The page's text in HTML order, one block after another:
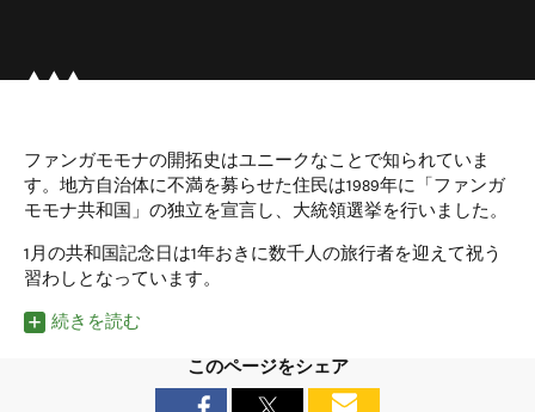
ファンガモモナの開拓史はユニークなことで知られていま
す。地方自治体に不満を募らせた住民は1989年に「ファンガ
モモナ共和国」の独立を宣言し、大統領選挙を行いました。
1月の共和国記念日は1年おきに数千人の旅行者を迎えて祝う
習わしとなっています。
続きを読む
このページをシェア